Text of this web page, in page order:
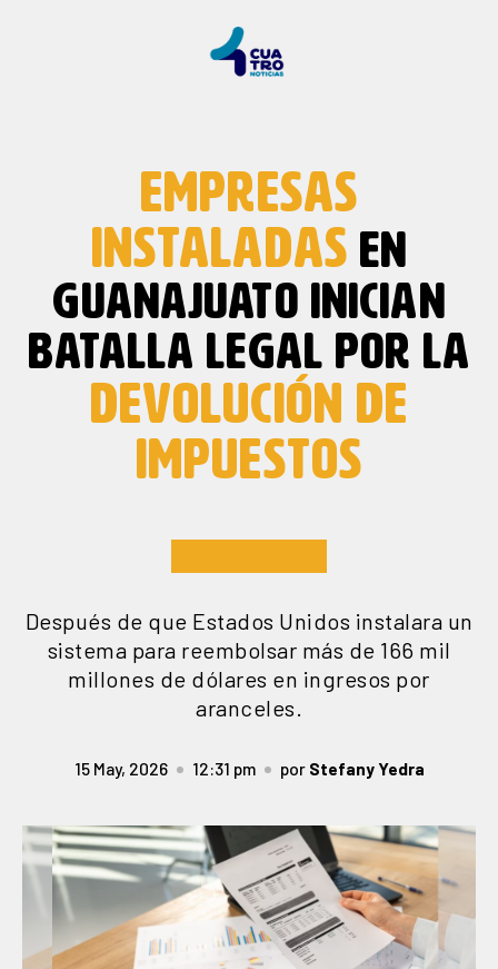
EMPRESAS
INSTALADAS EN
GUANAJUATO INICIAN
BATALLA LEGAL POR LA
DEVOLUCIÓN DE
IMPUESTOS
Después de que Estados Unidos instalara un
sistema para reembolsar más de 166 mil
millones de dólares en ingresos por
aranceles.
15 May, 2026 12:31 pm por Stefany Yedra